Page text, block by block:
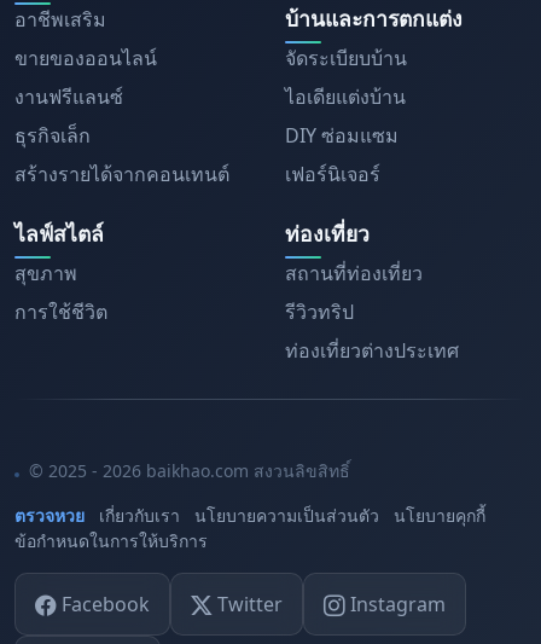
อาชีพเสริม
ขายของออนไลน์
งานฟรีแลนซ์
ธุรกิจเล็ก
สร้างรายได้จากคอนเทนต์
บ้านและการตกแต่ง
จัดระเบียบบ้าน
ไอเดียแต่งบ้าน
DIY ซ่อมแซม
เฟอร์นิเจอร์
ไลฟ์สไตล์
สุขภาพ
การใช้ชีวิต
ท่องเที่ยว
สถานที่ท่องเที่ยว
รีวิวทริป
ท่องเที่ยวต่างประเทศ
© 2025 - 2026 baikhao.com สงวนลิขสิทธิ์
ตรวจหวย
เกี่ยวกับเรา นโยบายความเป็นส่วนตัว
นโยบายคุกกี้
ข้อกำหนดในการให้บริการ
Facebook Twitter Instagram